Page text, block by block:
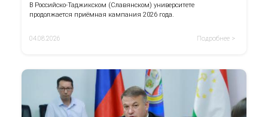
В Российско-Таджикском (Славянском) университете
продолжается приёмная кампания 2026 года.
04.08.2026 Подробнее >